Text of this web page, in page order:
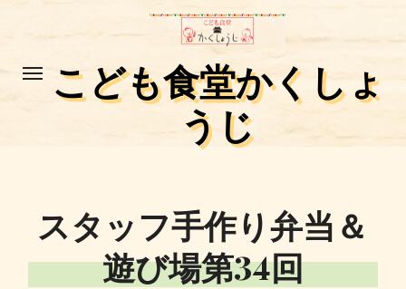
こども食堂かくしょ
うじ
スタッフ手作り弁当＆
遊び場第34回